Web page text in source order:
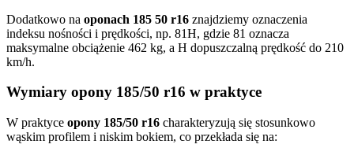
Dodatkowo na oponach 185 50 r16 znajdziemy oznaczenia
indeksu nośności i prędkości, np. 81H, gdzie 81 oznacza
maksymalne obciążenie 462 kg, a H dopuszczalną prędkość do 210
km/h.
Wymiary opony 185/50 r16 w praktyce
W praktyce opony 185/50 r16 charakteryzują się stosunkowo
wąskim profilem i niskim bokiem, co przekłada się na: